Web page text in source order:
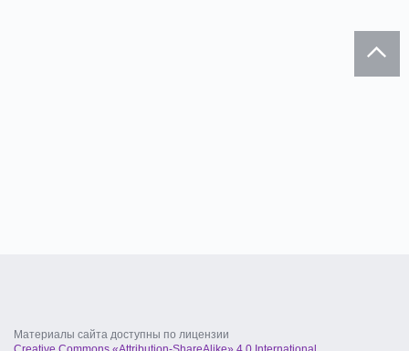
Материалы сайта доступны по лицензии